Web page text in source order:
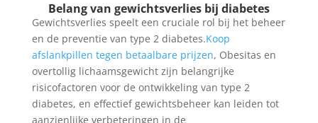
Belang van gewichtsverlies bij diabetes
Gewichtsverlies speelt een cruciale rol bij het beheer
en de preventie van type 2 diabetes.Koop
afslankpillen tegen betaalbare prijzen, Obesitas en
overtollig lichaamsgewicht zijn belangrijke
risicofactoren voor de ontwikkeling van type 2
diabetes, en effectief gewichtsbeheer kan leiden tot
aanzienlijke verbeteringen in de